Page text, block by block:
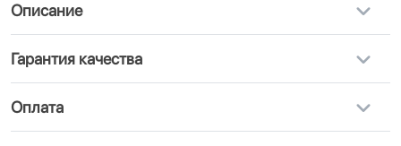
Описание
Гарантия качества
Оплата